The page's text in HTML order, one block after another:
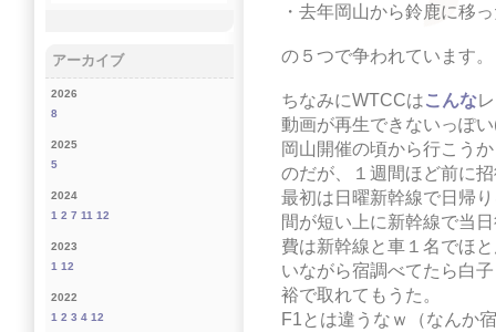
・去年岡山から鈴鹿に移
の５つで争われています。
ちなみにWTCCはこんな
動画が再生できないっぽ
岡山開催の頃から行こう
のだが、１週間ほど前に
最初は日曜新幹線で日帰
間が短い上に新幹線で当
費は新幹線と車１名でほ
いながら宿調べてたら白
裕で取れてもうた。
F1とは違うなｗ（なんか
アーカイブ
2026
8
2025
5
2024
1 2 7 11 12
2023
1 12
2022
1 2 3 4 12